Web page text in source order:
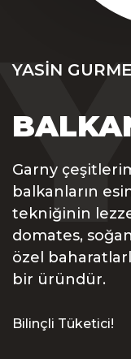
YASIN GURME
Garny
balkanların
tekniğinin
domates,
özel
bir üründür.
Bilinçli Tüketici!